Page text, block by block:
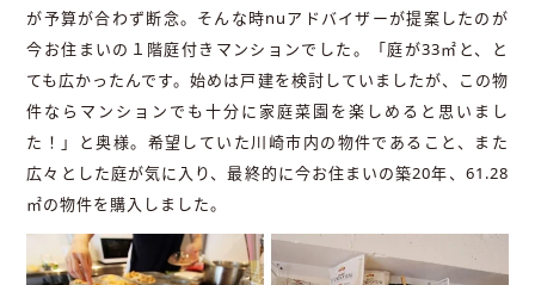
が予算が合わず断念。そんな時nuアドバイザーが提案したのが
今お住まいの１階庭付きマンションでした。「庭が33㎡と、と
ても広かったんです。始めは戸建を検討していましたが、この物
件ならマンションでも十分に家庭菜園を楽しめると思いまし
た！」と奥様。希望していた川崎市内の物件であること、また
広々とした庭が気に入り、最終的に今お住まいの築20年、61.28
㎡の物件を購入しました。